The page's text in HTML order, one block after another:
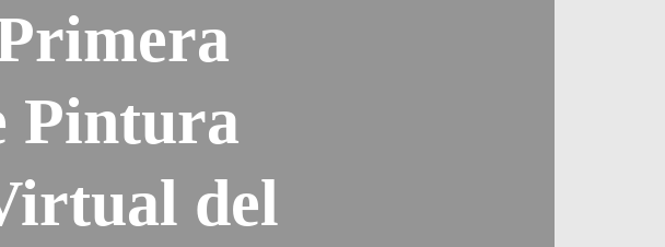
Pintura
del